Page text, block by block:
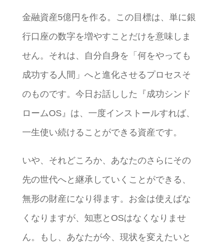
金融資産5億円を作る。この目標は、単に銀
行口座の数字を増やすことだけを意味しま
せん。それは、自分自身を「何をやっても
成功する人間」へと進化させるプロセスそ
のものです。今日お話しした『成功シンド
ロームOS』は、一度インストールすれば、
一生使い続けることができる資産です。
いや、それどころか、あなたのさらにその
先の世代へと継承していくことができる、
無形の財産になり得ます。お金は使えばな
くなりますが、知恵とOSはなくなりませ
ん。もし、あなたが今、現状を変えたいと